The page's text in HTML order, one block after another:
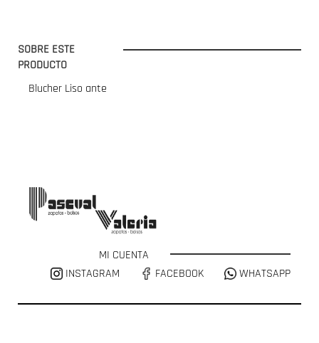
SOBRE ESTE
PRODUCTO
Blucher Liso ante
MI CUENTA
INSTAGRAM
FACEBOOK WHATSAPP